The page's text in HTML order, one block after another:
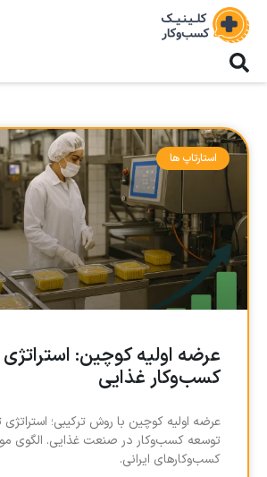
استارتاپ ها
عرضه اولیه کوچین:
کسب‌وکار غذایی
عرضه اولیه کوچین با روش ترکیبی؛
توسعه کسب‌وکار در صنعت غذایی. الگوی
کسب‌وکارهای ایرانی.